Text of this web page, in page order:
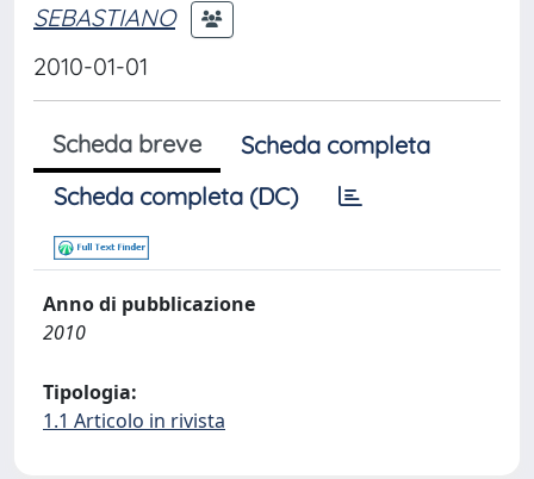
SEBASTIANO
2010-01-01
Scheda breve
Scheda completa
Scheda completa (DC)
Anno di pubblicazione
2010
Tipologia:
1.1 Articolo in rivista